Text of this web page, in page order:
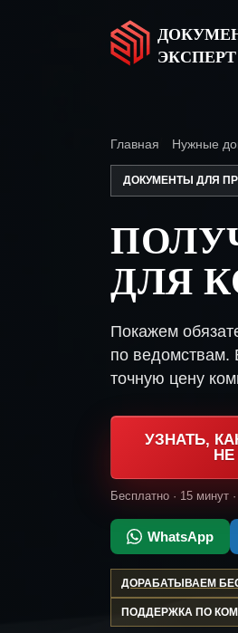
ЭКСПЕРТ
Главная Нужные
ДОКУМЕНТЫ ДЛЯ
ДЛЯ
Покажем
по ведомствам.
точную цену
УЗНАТЬ,
НЕ
Бесплатно · 15 минут
WhatsApp
ДОРАБАТЫВАЕМ
ПОДДЕРЖКА ПО